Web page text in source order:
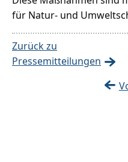
für Natur- und
Zurück zu
Pressemitteilungen